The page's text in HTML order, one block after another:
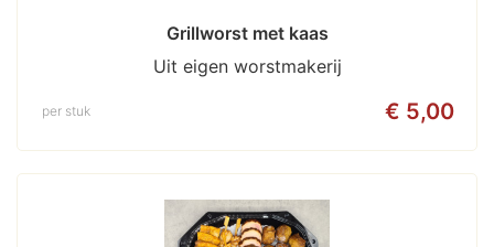
Grillworst met kaas
Uit eigen worstmakerij
€ 5,00
per stuk